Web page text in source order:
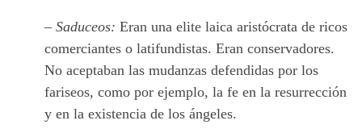
– Saduceos: Eran una elite laica aristócrata de ricos
comerciantes o latifundistas. Eran conservadores.
No aceptaban las mudanzas defendidas por los
fariseos, como por ejemplo, la fe en la resurrección
y en la existencia de los ángeles.